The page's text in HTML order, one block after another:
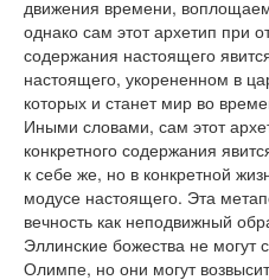
движения времени,
однако сам этот архетип при
содержания настоящего
настоящего, укорененном в
которых и станет мир во
Иными словами, сам этот
конкретного содержания
к себе же, но в конкретной
модусе настоящего. Эта
вечность как неподвижный
Эллинские божества не могут
Олимпе, но они могут